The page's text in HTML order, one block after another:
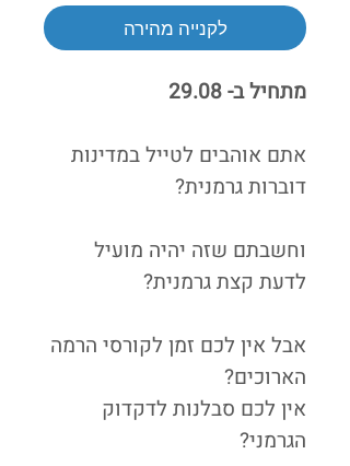
לקנייה מהירה
מתחיל ב- 29.08
אתם אוהבים לטייל במדינות
דוברות גרמנית?
וחשבתם שזה יהיה מועיל
לדעת קצת גרמנית?
אבל אין לכם זמן לקורסי הרמה
הארוכים?
אין לכם סבלנות לדקדוק
הגרמני?